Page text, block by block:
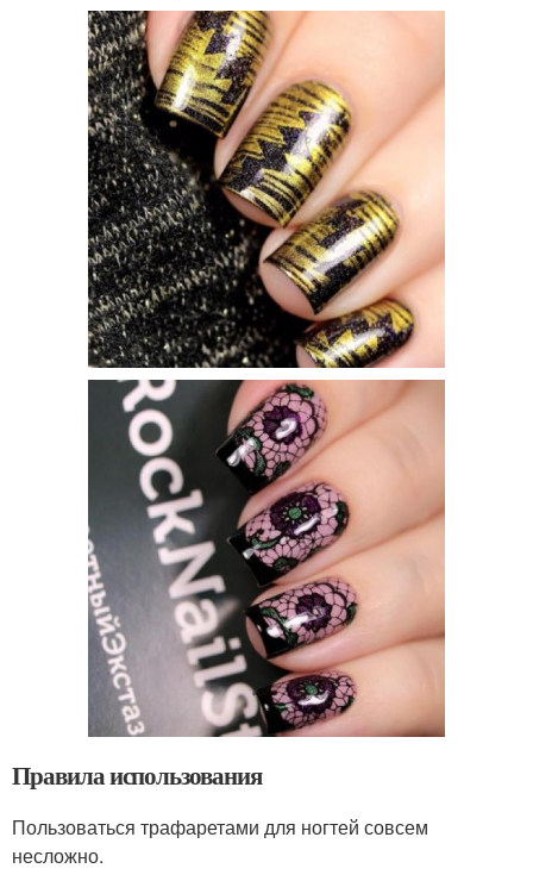
Правила использования
Пользоваться трафаретами для ногтей совсем
несложно.